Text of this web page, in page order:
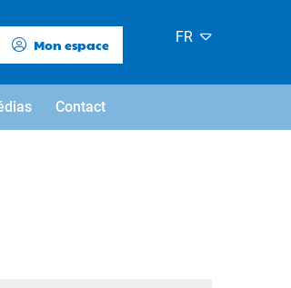
Mon espace FR
Contact